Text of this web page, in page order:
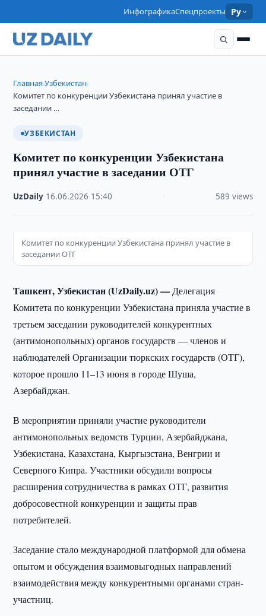
ИнфографикаСпецпроекты Ру
Главная›Узбекистан›
Комитет по конкуренции Узбекистана принял участие в
заседании …
УЗБЕКИСТАН
Комитет по конкуренции Узбекистана
принял участие в заседании ОТГ
UzDaily 16.06.2026 15:40 589 views
Комитет по конкуренции Узбекистана принял участие в
заседании ОТГ
Ташкент, Узбекистан (UzDaily.uz) —Делегация
Комитета по конкуренции Узбекистана приняла участие в
третьем заседании руководителей конкурентных
(антимонопольных) органов государств — членов и
наблюдателей Организации тюркских государств (ОТГ),
которое прошло 11–13 июня в городе Шуша,
Азербайджан.
В мероприятии приняли участие руководители
антимонопольных ведомств Турции, Азербайджана,
Узбекистана, Казахстана, Кыргызстана, Венгрии и
Северного Кипра. Участники обсудили вопросы
расширения сотрудничества в рамках ОТГ, развития
добросовестной конкуренции и защиты прав
потребителей.
Заседание стало международной платформой для обмена
опытом и обсуждения взаимовыгодных направлений
взаимодействия между конкурентными органами стран-
участниц.